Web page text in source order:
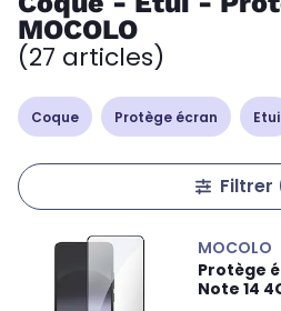
MOCOLO
(27 articles)
Coque Protège écran Etui
Filtrer
MOCOLO
Protège
Note 14